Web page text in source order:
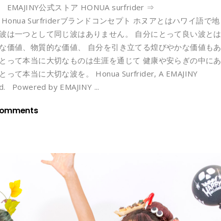
EMAJINY公式ストア HONUA surfrider ⇒
Surfriderブランドコンセプト ホヌアとはハワイ語で地
は一つとして同じ波はありません。 自分にとって良い波とは
価値、物質的な価値、 自分を引き立てる煌びやかな価値もあ
って本当に大切なものは生涯を通じて 健康や安らぎの中にあ
って本当に大切な波を。 Honua Surfrider, A EMAJINY
Powered by EMAJINY